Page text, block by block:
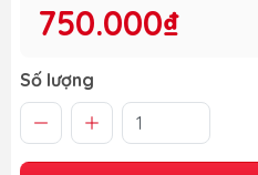
750.000₫
Số lượng